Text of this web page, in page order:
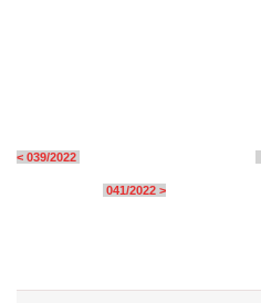
< 039/2022
041/2022 >